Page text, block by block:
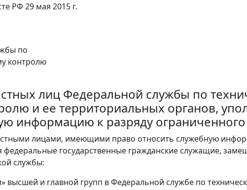
РФ 29 мая 2015 г.
по
контролю
лиц Федеральной службы по
и ее территориальных органов,
информацию к разряду
лицами, имеющими право относить служебную
федеральные государственные гражданские служащие,
службы:
высшей и главной групп в Федеральной службе по